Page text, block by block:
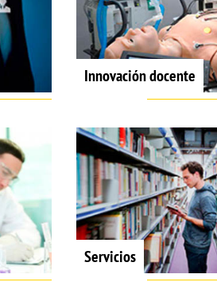
Innovación docente
Servicios